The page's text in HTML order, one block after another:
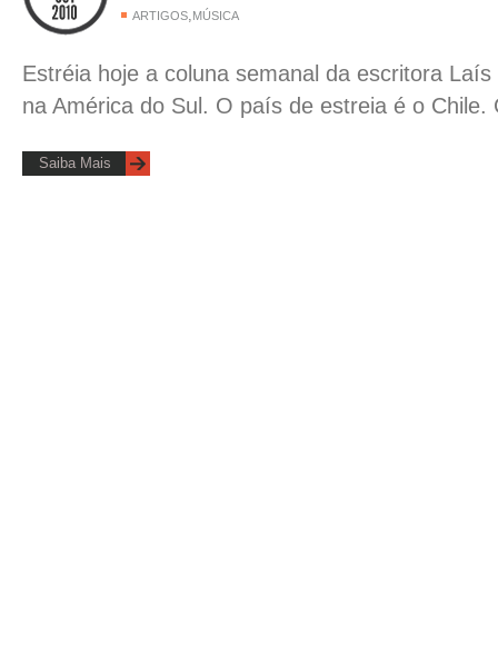
ARTIGOS, MÚSICA
Estréia hoje a coluna semanal da escritora
na América do Sul. O país de estreia é o Chile.
Saiba Mais